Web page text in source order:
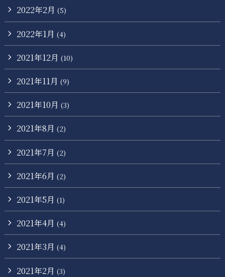
2022年2月 (5)
2022年1月 (4)
2021年12月 (10)
2021年11月 (9)
2021年10月 (3)
2021年8月 (2)
2021年7月 (2)
2021年6月 (2)
2021年5月 (1)
2021年4月 (4)
2021年3月 (4)
2021年2月 (3)